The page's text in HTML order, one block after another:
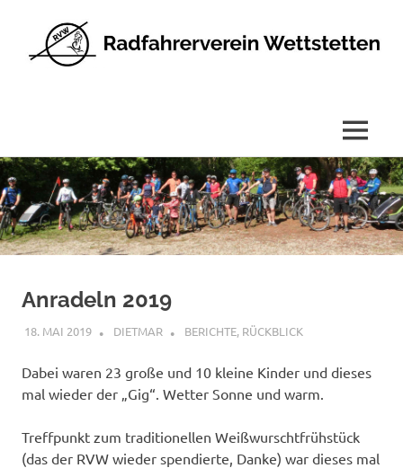
Zum
Inhalt
springen
MENÜ
Anradeln 2019
18. MAI 2019 DIETMAR BERICHTE, RÜCKBLICK
Dabei waren 23 große und 10 kleine Kinder und dieses
mal wieder der „Gig“. Wetter Sonne und warm.
Treffpunkt zum traditionellen Weißwurschtfrühstück
(das der RVW wieder spendierte, Danke) war dieses mal